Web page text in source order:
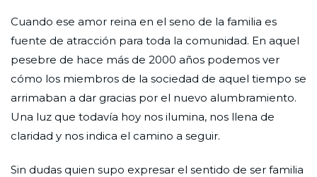
Cuando ese amor reina en el seno de la familia es
fuente de atracción para toda la comunidad. En aquel
pesebre de hace más de 2000 años podemos ver
cómo los miembros de la sociedad de aquel tiempo se
arrimaban a dar gracias por el nuevo alumbramiento.
Una luz que todavía hoy nos ilumina, nos llena de
claridad y nos indica el camino a seguir.
Sin dudas quien supo expresar el sentido de ser familia